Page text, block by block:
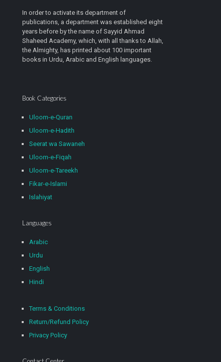
In order to activate its department of
publications, a department was established eight
years before by the name of Sayyid Ahmad
Shaheed Academy, which, with all thanks to Allah,
the Almighty, has printed about 100 important
books in Urdu, Arabic and English languages.
Book Categories
Uloom-e-Quran
Uloom-e-Hadith
Seerat wa Sawaneh
Uloom-e-Fiqah
Uloom-e-Tareekh
Fikar-e-Islami
Islahiyat
Languages
Arabic
Urdu
English
Hindi
Terms & Conditions
Return/Refund Policy
Privacy Policy